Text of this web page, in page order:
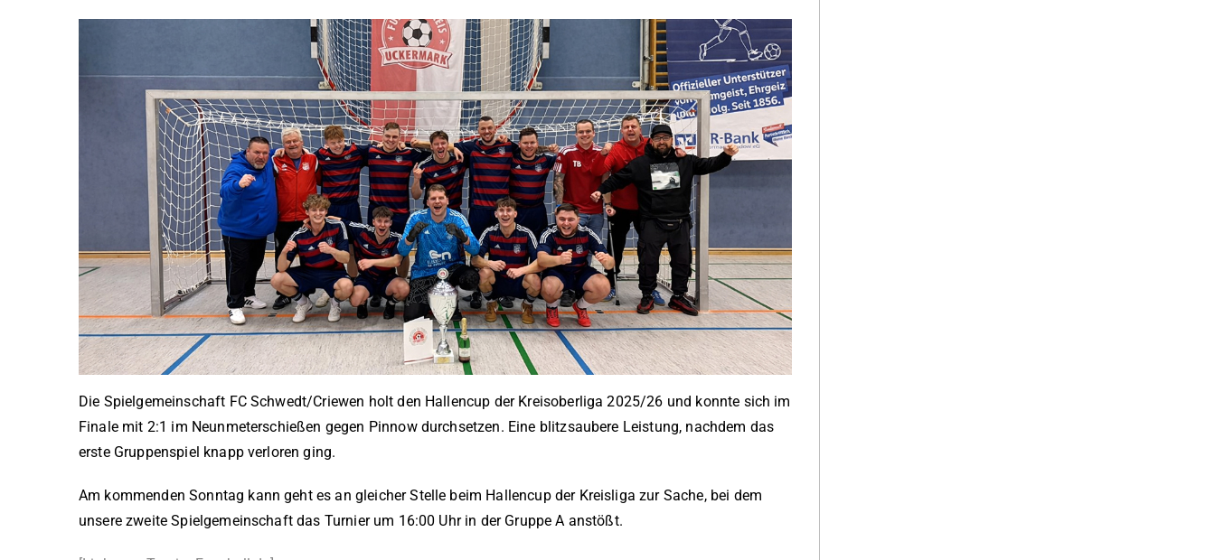
Die Spielgemeinschaft FC Schwedt/Criewen holt den Hallencup der Kreisoberliga 2025/26 und konnte sich im
Finale mit 2:1 im Neunmeterschießen gegen Pinnow durchsetzen. Eine blitzsaubere Leistung, nachdem das
erste Gruppenspiel knapp verloren ging.
Am kommenden Sonntag kann geht es an gleicher Stelle beim Hallencup der Kreisliga zur Sache, bei dem
unsere zweite Spielgemeinschaft das Turnier um 16:00 Uhr in der Gruppe A anstößt.